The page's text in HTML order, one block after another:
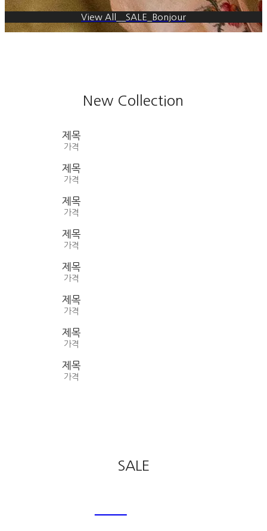
View All__SALE_Bonjour
New Collection
제목
가격
제목
가격
제목
가격
제목
가격
제목
가격
제목
가격
제목
가격
제목
가격
SALE